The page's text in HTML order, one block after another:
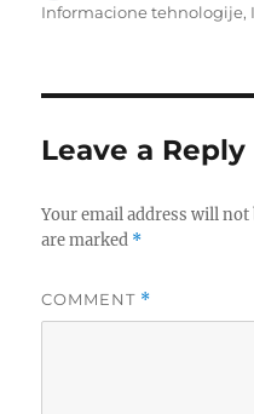
on
Informacione tehnologije,
Leave a Reply
Your email address will not
are marked *
COMMENT *